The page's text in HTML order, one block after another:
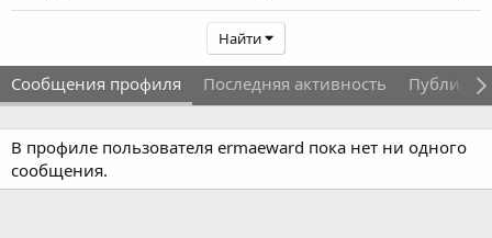
Найти
Сообщения профиля Последняя активность
В профиле пользователя ermaeward пока нет ни одного
сообщения.